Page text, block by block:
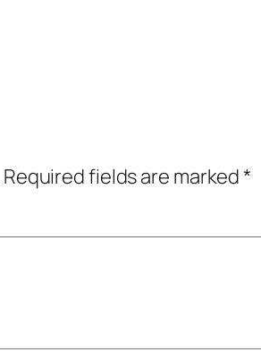
Required fields are marked*